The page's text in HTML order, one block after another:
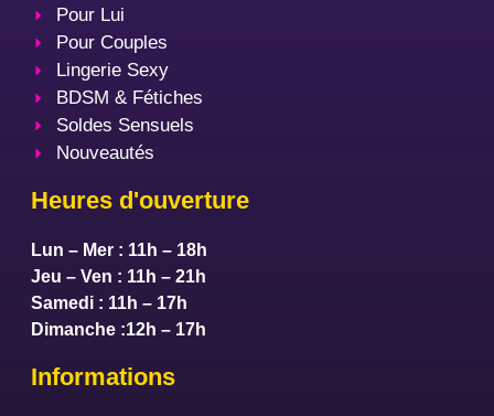
Pour Lui
Pour Couples
Lingerie Sexy
BDSM & Fétiches
Soldes Sensuels
Nouveautés
Heures d'ouverture
Lun – Mer : 11h – 18h
Jeu – Ven : 11h – 21h
Samedi : 11h – 17h
Dimanche :12h – 17h
Informations